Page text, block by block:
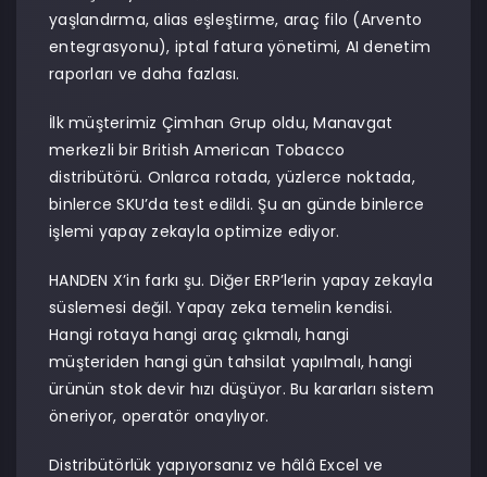
yaşlandırma, alias eşleştirme, araç filo (Arvento
entegrasyonu), iptal fatura yönetimi, AI denetim
raporları ve daha fazlası.
İlk müşterimiz Çimhan Grup oldu, Manavgat
merkezli bir British American Tobacco
distribütörü. Onlarca rotada, yüzlerce noktada,
binlerce SKU’da test edildi. Şu an günde binlerce
işlemi yapay zekayla optimize ediyor.
HANDEN X’in farkı şu. Diğer ERP’lerin yapay zekayla
süslemesi değil. Yapay zeka temelin kendisi.
Hangi rotaya hangi araç çıkmalı, hangi
müşteriden hangi gün tahsilat yapılmalı, hangi
ürünün stok devir hızı düşüyor. Bu kararları sistem
öneriyor, operatör onaylıyor.
Distribütörlük yapıyorsanız ve hâlâ Excel ve